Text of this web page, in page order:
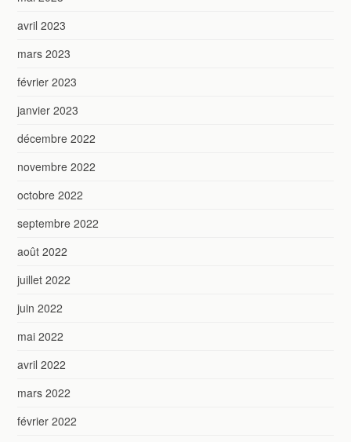
avril 2023
mars 2023
février 2023
janvier 2023
décembre 2022
novembre 2022
octobre 2022
septembre 2022
août 2022
juillet 2022
juin 2022
mai 2022
avril 2022
mars 2022
février 2022